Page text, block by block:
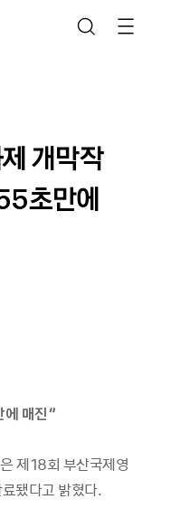
개막작
초만에
매진”
제18회 부산국제영
됐다고 밝혔다.